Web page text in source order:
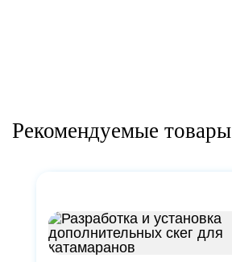
Рекомендуемые товары